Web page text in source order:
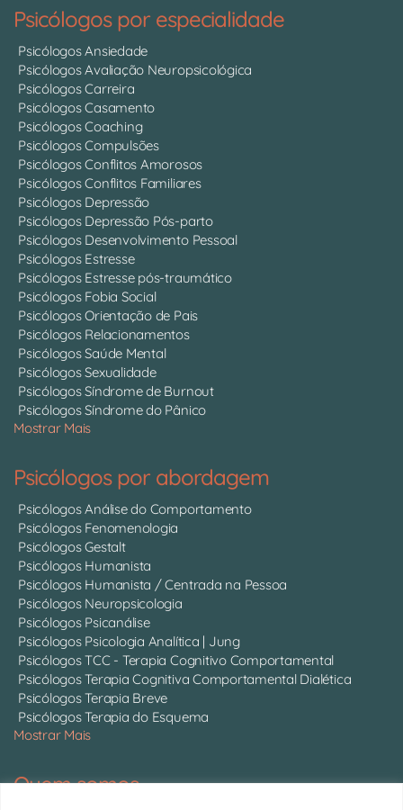
Psicólogos por especialidade
Psicólogos Ansiedade
Psicólogos Avaliação Neuropsicológica
Psicólogos Carreira
Psicólogos Casamento
Psicólogos Coaching
Psicólogos Compulsões
Psicólogos Conflitos Amorosos
Psicólogos Conflitos Familiares
Psicólogos Depressão
Psicólogos Depressão Pós-parto
Psicólogos Desenvolvimento Pessoal
Psicólogos Estresse
Psicólogos Estresse pós-traumático
Psicólogos Fobia Social
Psicólogos Orientação de Pais
Psicólogos Relacionamentos
Psicólogos Saúde Mental
Psicólogos Sexualidade
Psicólogos Síndrome de Burnout
Psicólogos Síndrome do Pânico
Mostrar Mais
Psicólogos por abordagem
Psicólogos Análise do Comportamento
Psicólogos Fenomenologia
Psicólogos Gestalt
Psicólogos Humanista
Psicólogos Humanista / Centrada na Pessoa
Psicólogos Neuropsicologia
Psicólogos Psicanálise
Psicólogos Psicologia Analítica | Jung
Psicólogos TCC - Terapia Cognitivo Comportamental
Psicólogos Terapia Cognitiva Comportamental Dialética
Psicólogos Terapia Breve
Psicólogos Terapia do Esquema
Mostrar Mais
Quem somos